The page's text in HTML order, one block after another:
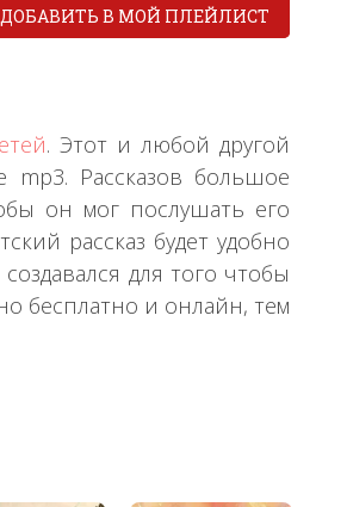
ДОБАВИТЬ В МОЙ ПЛЕЙЛИСТ
. Этот и любой другой
Рассказов большое
он мог послушать его
рассказ будет удобно
для того чтобы
бесплатно и онлайн, тем